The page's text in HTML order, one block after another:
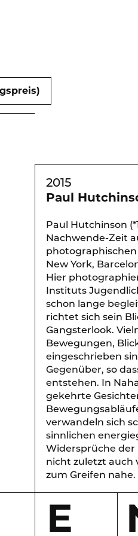
2015
Paul
Paul Hutchinson
Nachwende-Zeit
New York,
Hier
Instituts
schon lange
richtet sich sein
Gangsterlook.
Bewegungen,
eingeschrieben
Gegenüber, so
entstehen. In
gekehrte
verwandeln sich
sinnlichen
Widersprüche der
nicht zuletzt auch
zum Greifen nahe.
E